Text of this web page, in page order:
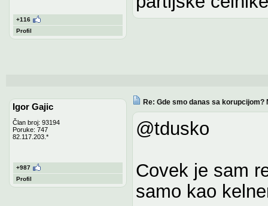
+116
Profil
Igor Gajic
Član broj: 93194
Poruke: 747
82.117.203.*
+987
Profil
Re: Gde smo danas sa korupcijom?
@tdusko
Covek je sam
samo kao